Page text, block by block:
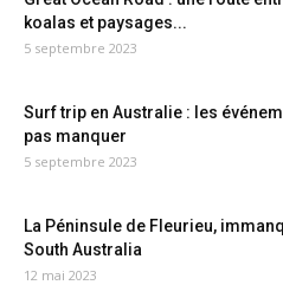
koalas et paysages...
5 septembre 2023
Surf trip en Australie : les
pas manquer
5 septembre 2023
La Péninsule de Fleurieu,
South Australia
12 mai 2023